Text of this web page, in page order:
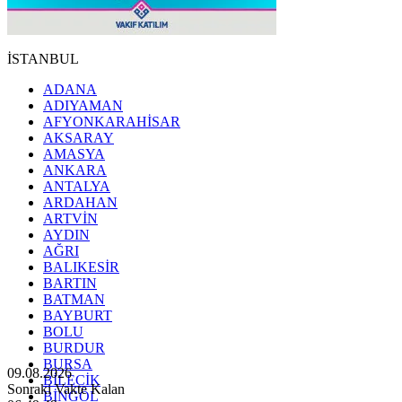
İSTANBUL
ADANA
ADIYAMAN
AFYONKARAHİSAR
AKSARAY
AMASYA
ANKARA
ANTALYA
ARDAHAN
ARTVİN
AYDIN
AĞRI
BALIKESİR
BARTIN
BATMAN
BAYBURT
BOLU
BURDUR
BURSA
BİLECİK
BİNGÖL
09.08.2026
Sonraki Vakte Kalan